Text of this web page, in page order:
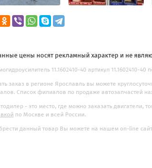
цены носят рекламный характер и не
11.1602410-40 артикул 11.1602410-
заказ в регионе Ярославль вы можете
Список филиалов по продаже автозапчастей
- это место, где можно заказать двигатели,
по Москве и всей России.
данный товар Вы можете на нашем on-line